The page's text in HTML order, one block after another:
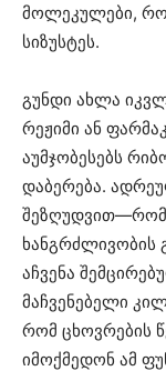
მოლეკულები,
სიზუსტეს.
გუნდი ახლა
რეჟიმი ან
აუმჯობესებს
დაბერება.
ხანგრძლივობის
აჩვენა
მაჩვენებელი
რომ ცხოვრების
იმოქმედონ ამ